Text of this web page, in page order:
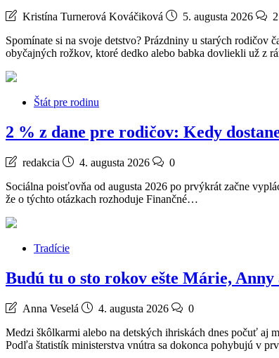
Kristína Turnerová Kováčiková 5. augusta 2026
2
Spomínate si na svoje detstvo? Prázdniny u starých rodičov
obyčajných rožkov, ktoré dedko alebo babka dovliekli už z
Štát pre rodinu
2 % z dane pre rodičov: Kedy
redakcia 4. augusta 2026
0
Sociálna poisťovňa od augusta 2026 po prvýkrát začne
že o týchto otázkach rozhoduje Finančné…
Tradície
Budú tu o sto rokov ešte Márie, Anny
Anna Veselá 4. augusta 2026
0
Medzi škôlkarmi alebo na detských ihriskách dnes počuť aj
Podľa štatistík ministerstva vnútra sa dokonca pohybujú v